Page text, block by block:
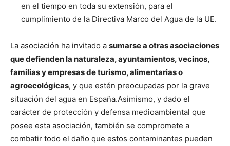
en el tiempo en toda su extensión, para el
cumplimiento de la Directiva Marco del Agua de la UE.
La asociación ha invitado a sumarse a otras asociaciones
que defienden la naturaleza, ayuntamientos, vecinos,
familias y empresas de turismo, alimentarias o
agroecológicas, y que estén preocupadas por la grave
situación del agua en España.Asimismo, y dado el
carácter de protección y defensa medioambiental que
posee esta asociación, también se compromete a
combatir todo el daño que estos contaminantes pueden